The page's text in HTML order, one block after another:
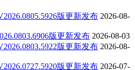
版更新发布 2026-08-
版更新发布 2026-08-03
版更新发布 2026-08-
版更新发布 2026-07-